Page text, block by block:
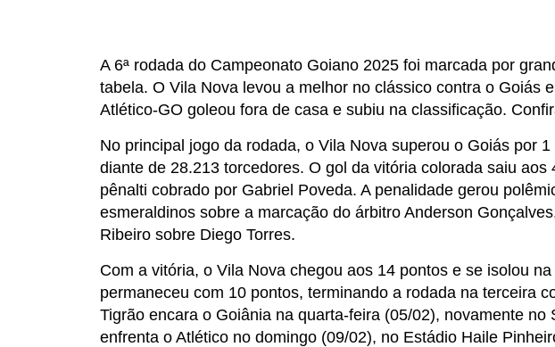
A 6ª rodada do Campeonato Goiano 2025 foi marcada por
tabela. O Vila Nova levou a melhor no clássico contra o Goiás
Atlético-GO goleou fora de casa e subiu na classificação.
No principal jogo da rodada, o Vila Nova superou o Goiás por
diante de 28.213 torcedores. O gol da vitória colorada saiu
pênalti cobrado por Gabriel Poveda. A penalidade gerou
esmeraldinos sobre a marcação do árbitro Anderson
Ribeiro sobre Diego Torres.
Com a vitória, o Vila Nova chegou aos 14 pontos e se isolou
permaneceu com 10 pontos, terminando a rodada na terceira
Tigrão encara o Goiânia na quarta-feira (05/02), novamente no
enfrenta o Atlético no domingo (09/02), no Estádio Haile